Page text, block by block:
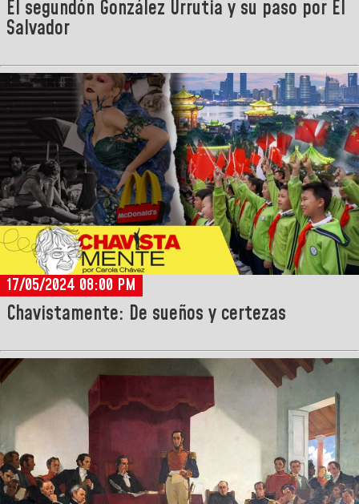
El segundón González Urrutia y su paso por El
Salvador
17/05/2024 08:00 PM
Chavistamente: De sueños y certezas